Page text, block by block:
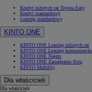
Kredyt niższych rat Toyota Easy
Kredyt standardowy
Leasing standardowy
KINTO ONE
KINTO ONE Leasing niższych rat
KINTO ONE Leasing konsumencki
KINTO ONE Najem
KINTO ONE Zarządzanie flotą
KINTO Mobility
Dla właścicieli
Dla właścicieli